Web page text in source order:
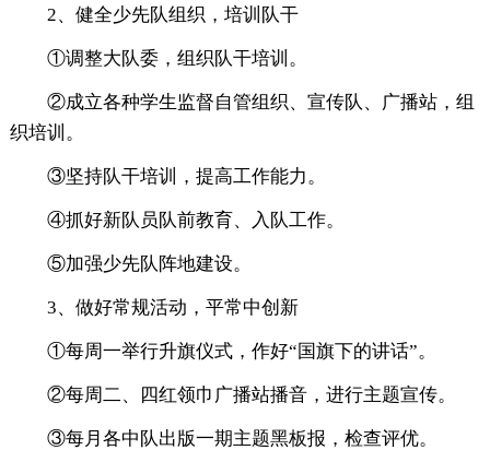
2、健全少先队组织，培训队干
①调整大队委，组织队干培训。
②成立各种学生监督自管组织、宣传队、广播站，组
织培训。
③坚持队干培训，提高工作能力。
④抓好新队员队前教育、入队工作。
⑤加强少先队阵地建设。
3、做好常规活动，平常中创新
①每周一举行升旗仪式，作好“国旗下的讲话”。
②每周二、四红领巾广播站播音，进行主题宣传。
③每月各中队出版一期主题黑板报，检查评优。